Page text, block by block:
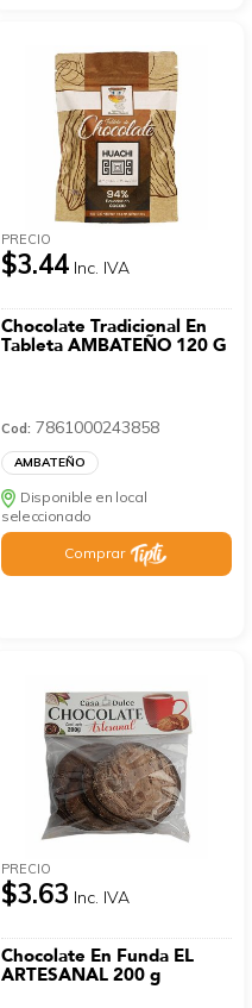
PRECIO
$3.44 Inc. IVA
Chocolate Tradicional En
Tableta AMBATEÑO 120 G
Cod: 7861000243858
AMBATEÑO
Disponible en local
seleccionado
Comprar
PRECIO
$3.63 Inc. IVA
Chocolate En Funda EL
ARTESANAL 200 g